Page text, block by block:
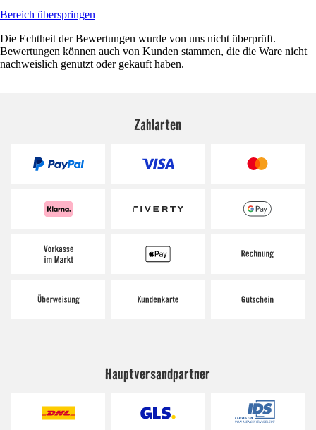
Bereich überspringen
Die Echtheit der Bewertungen wurde von uns nicht überprüft.
Bewertungen können auch von Kunden stammen, die die Ware nicht
nachweislich genutzt oder gekauft haben.
Zahlarten
Hauptversandpartner